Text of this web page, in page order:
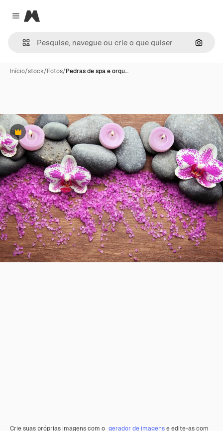
Close menu
Magnific
Início/stock/Fotos/Pedras de spa e orqu…
Premium
Crie suas próprias imagens com o gerador de imagense edite-as com